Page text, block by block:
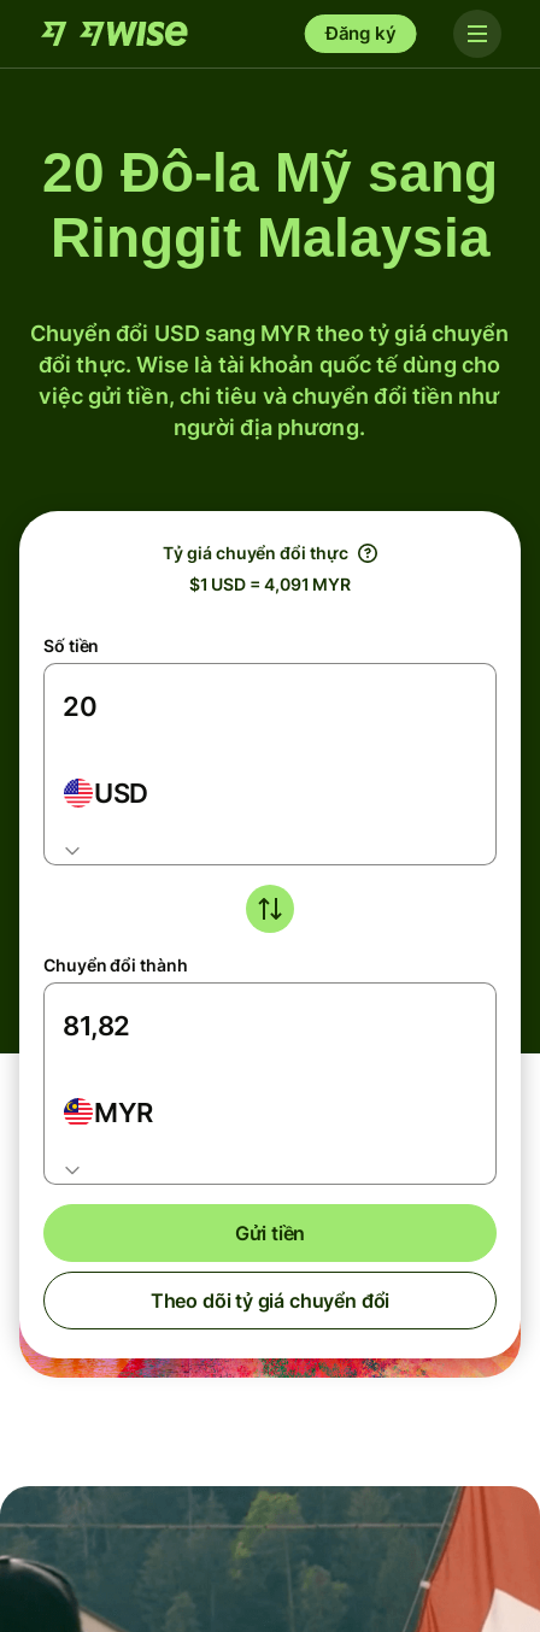
Đăng ký
20 Đô-la Mỹ sang
Ringgit Malaysia
Chuyển đổi USD sang MYR theo tỷ giá chuyển
đổi thực. Wise là tài khoản quốc tế dùng cho
việc gửi tiền, chi tiêu và chuyển đổi tiền như
người địa phương.
Tỷ giá chuyển đổi thực
$1 USD = 4,091 MYR
Số tiền
USD
Chuyển đổi thành
MYR
Gửi tiền
Theo dõi tỷ giá chuyển đổi